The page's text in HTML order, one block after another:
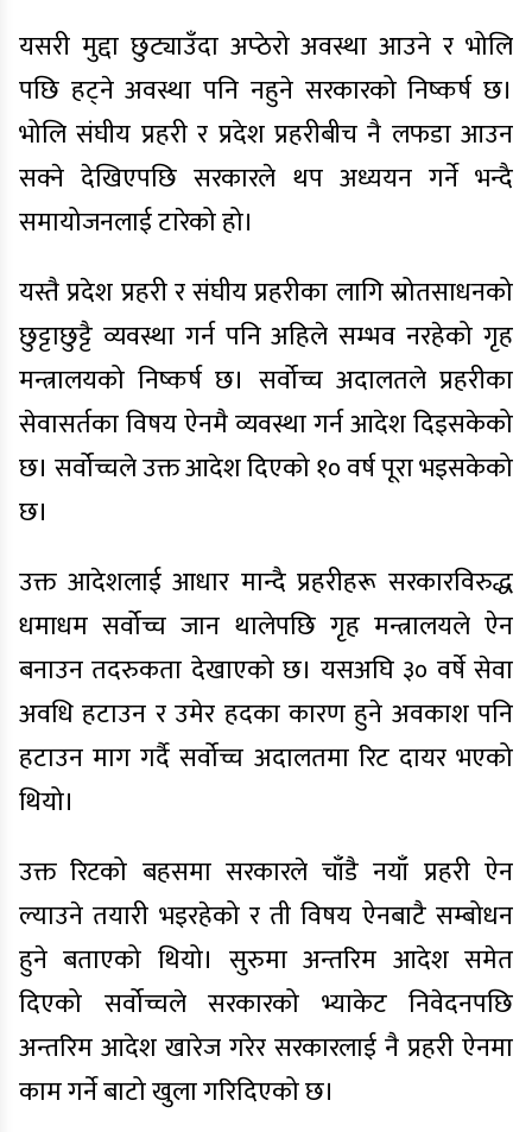
यसरी मुद्दा छुट्याउँदा अप्ठेरो अवस्था आउने र भोलि
पछि हट्ने अवस्था पनि नहुने सरकारको निष्कर्ष छ।
भोलि संघीय प्रहरी र प्रदेश प्रहरीबीच नै लफडा आउन
सक्ने देखिएपछि सरकारले थप अध्ययन गर्ने भन्दै
समायोजनलाई टारेको हो।
यस्तै प्रदेश प्रहरी र संघीय प्रहरीका लागि स्रोतसाधनको
छुट्टाछुट्टै व्यवस्था गर्न पनि अहिले सम्भव नरहेको गृह
मन्त्रालयको निष्कर्ष छ। सर्वोच्च अदालतले प्रहरीका
सेवासर्तका विषय ऐनमै व्यवस्था गर्न आदेश दिइसकेको
छ। सर्वोच्चले उक्त आदेश दिएको १० वर्ष पूरा भइसकेको
छ।
उक्त आदेशलाई आधार मान्दै प्रहरीहरू सरकारविरुद्ध
धमाधम सर्वोच्च जान थालेपछि गृह मन्त्रालयले ऐन
बनाउन तदरुकता देखाएको छ। यसअघि ३० वर्षे सेवा
अवधि हटाउन र उमेर हदका कारण हुने अवकाश पनि
हटाउन माग गर्दै सर्वोच्च अदालतमा रिट दायर भएको
थियो।
उक्त रिटको बहसमा सरकारले चाँडै नयाँ प्रहरी ऐन
ल्याउने तयारी भइरहेको र ती विषय ऐनबाटै सम्बोधन
हुने बताएको थियो। सुरुमा अन्तरिम आदेश समेत
दिएको सर्वोच्चले सरकारको भ्याकेट निवेदनपछि
अन्तरिम आदेश खारेज गरेर सरकारलाई नै प्रहरी ऐनमा
काम गर्ने बाटो खुला गरिदिएको छ।